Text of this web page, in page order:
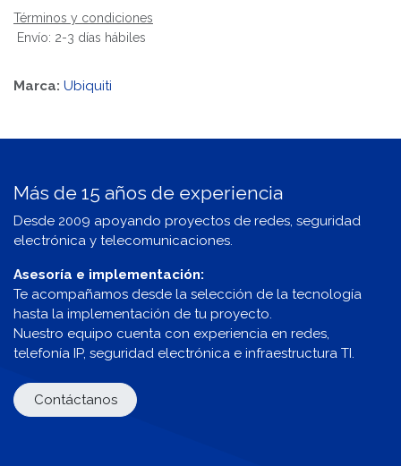
Términos y condiciones
Envío: 2-3 días hábiles
Marca: Ubiquiti
Más de 15 años de experiencia
Desde 2009 apoyando proyectos de redes, seguridad
electrónica y telecomunicaciones.
Asesoría e implementación:
Te acompañamos desde la selección de la tecnología
hasta la implementación de tu proyecto.
Nuestro equipo cuenta con experiencia en redes,
telefonía IP, seguridad electrónica e infraestructura TI.
Contáctanos